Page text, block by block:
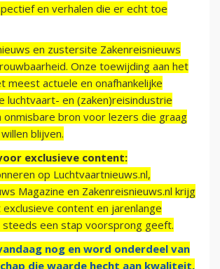
en verhalen die er echt toe
en zustersite Zakenreisnieuws
Onze toewijding aan het
meest actuele en onafhankelijke
luchtvaart- en (zaken)reisindustrie
onmisbare bron voor lezers die graag
blijven.
exclusieve content:
op Luchtvaartnieuws.nl,
Magazine en Zakenreisnieuws.nl krijg
content en jarenlange
steeds een stap voorsprong geeft.
nog en word onderdeel van
die waarde hecht aan kwaliteit,